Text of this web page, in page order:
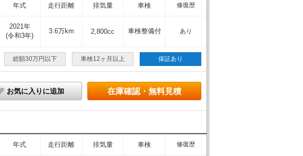
年式 走行距離 排気量 車検 修復歴
2021年
(令和3年)
3.6万km 2,800cc 車検整備付 あり
総額30万円以下 車検12ヶ月以上 保証あり
在庫確認・無料見積
お気に入りに追加
年式 走行距離 排気量 車検 修復歴